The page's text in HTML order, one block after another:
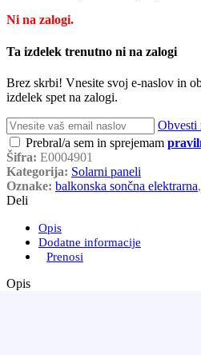
Ni na zalogi.
Ta izdelek trenutno ni na zalogi
Brez skrbi! Vnesite svoj e-naslov in
izdelek spet na zalogi.
Obvesti
Prebral/a sem in sprejemam
Šifra: E0004901
Kategorija: Solarni paneli
Oznake: balkonska sončna elektrarna,
Deli
Opis
Dodatne informacije
Prenosi
Opis